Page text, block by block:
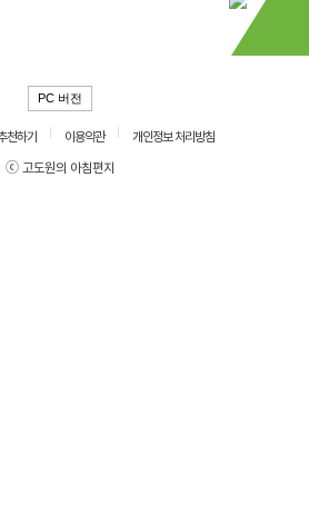
PC 버전
천하기 이용약관
개인정보 처리방침
ⓒ 고도원의 아침편지